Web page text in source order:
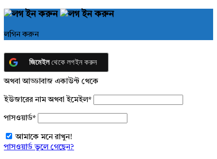
লগিন করুন
জিমেইলথেকে লগইন করুন
অথবা আড্ডাবাজ একাউন্ট থেকে
ইউজারের নাম অথবা ইমেইল*
পাসওয়ার্ড*
আমাকে মনে রাখুন!
পাসওয়ার্ড ভুলে গেছেন?